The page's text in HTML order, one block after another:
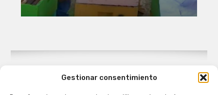
Gestionar consentimiento